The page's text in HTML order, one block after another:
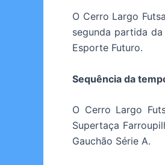
O Cerro Largo
segunda partida
Esporte Futuro.
Sequência da
O Cerro Largo
Supertaça
Gauchão Série A.